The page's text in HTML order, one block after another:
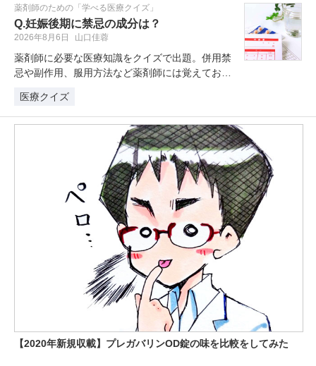
薬剤師のための「学べる医療クイズ」
Q.妊娠後期に禁忌の成分は？
2026年8月6日 山口佳蓉
薬剤師に必要な医療知識をクイズで出題。併用禁
忌や副作用、服用方法など薬剤師には覚えておき
医療クイズ
【2020年新規収載】プレガバリンOD錠の味を比較をしてみた